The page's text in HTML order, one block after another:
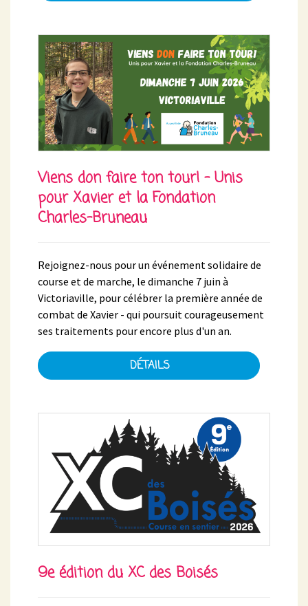
Viens don faire ton tour! - Unis
pour Xavier et la Fondation
Charles-Bruneau
Rejoignez-nous pour un événement solidaire de
course et de marche, le dimanche 7 juin à
Victoriaville, pour célébrer la première année de
combat de Xavier - qui poursuit courageusement
ses traitements pour encore plus d'un an.
DÉTAILS
9e édition du XC des Boisés